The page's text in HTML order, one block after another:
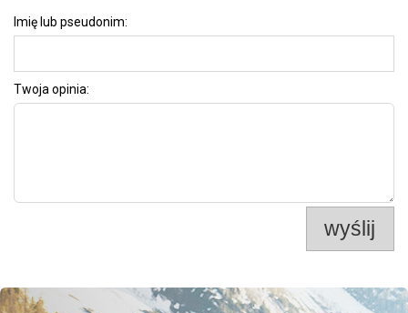
Imię lub pseudonim:
Twoja opinia:
wyślij